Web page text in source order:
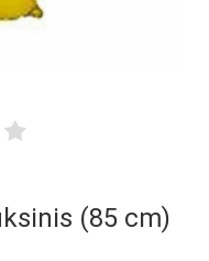
(85 cm)